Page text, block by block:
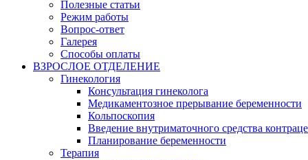
Полезные статьи
Режим работы
Вопрос-ответ
Галерея
Способы оплаты
ВЗРОСЛОЕ ОТДЕЛЕНИЕ
Гинекология
Консультация гинеколога
Медикаментозное прерывание беременности
Кольпоскопия
Введение внутриматочного средства
Планирование беременности
Терапия